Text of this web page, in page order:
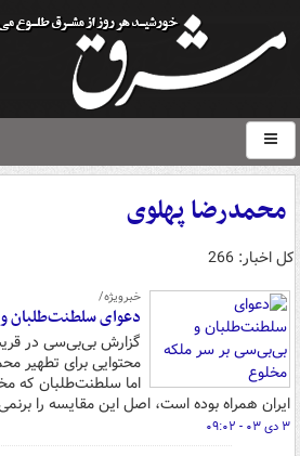
محمدرضا پهلوی
کل اخبار: 266
خبرویژه/
دعوای سلطنت‌طلبان
گزارش بی‌بی‌سی در
محتوایی برای تطهیر
اما سلطنت‌طلبان که
ایران همراه بوده است، اصل این مقایسه را
۳ دی ۰۳ - ۰۹:۰۲